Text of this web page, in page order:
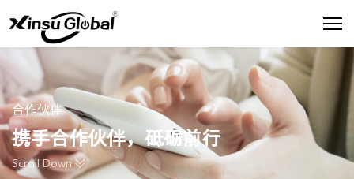
合作伙伴
携手合作伙伴，砥砺前行
Scroll Down